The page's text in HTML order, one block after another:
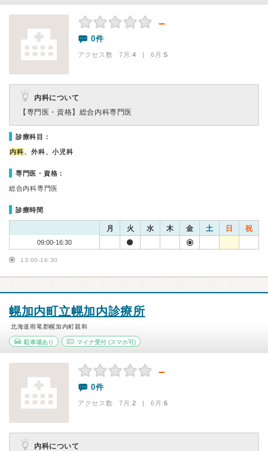
－
0件
アクセス数 7月:4 | 6月:5
内科について
【専門医・資格】 総合内科専門医
診療科目：
内科、外科、小児科
専門医・資格：
総合内科専門医
診療時間
月 火 水 木 金 土 日 祝
09:00-16:30
13:00-16:30
幌加内町立幌加内診療所
北海道雨竜郡幌加内町親和
駐車場あり マイナ受付(スマホ可)
－
0件
アクセス数 7月:2 | 6月:6
内科について